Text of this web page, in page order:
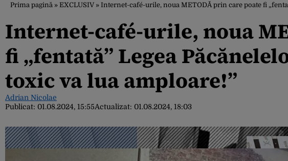
Prima pagină » EXCLUSIV » Internet-café-urile, noua METODĂ prin care poate fi
Internet-café-urile, noua
fi „fentată” Legea
toxic va lua amploare!”
Adrian Nicolae
Publicat: 01.08.2024, 15:55Actualizat: 01.08.2024, 18:03